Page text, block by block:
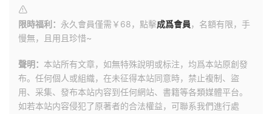
限時福利： 永久會員僅需￥68，點擊成爲會員，名額有限，手
慢無，且用且珍惜~
聲明： 本站所有文章，如無特殊說明或标注，均爲本站原創發
布。任何個人或組織，在未征得本站同意時，禁止複制、盜
用、采集、發布本站内容到任何網站、書籍等各類媒體平台。
如若本站内容侵犯了原著者的合法權益，可聯系我們進行處